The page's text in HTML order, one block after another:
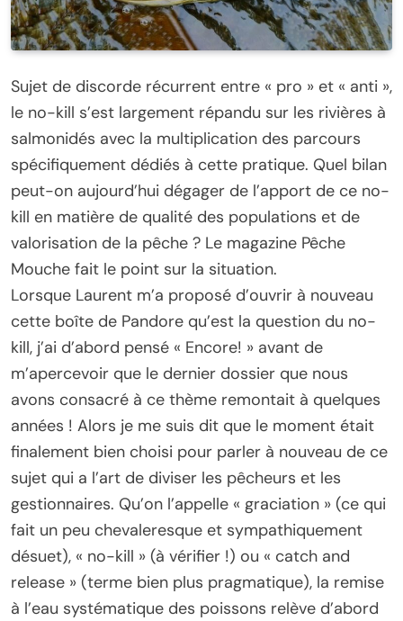
Sujet de discorde récurrent entre « pro » et « anti »,
le no-kill s’est largement répandu sur les rivières à
salmonidés avec la multiplication des parcours
spécifiquement dédiés à cette pratique. Quel bilan
peut-on aujourd’hui dégager de l’apport de ce no-
kill en matière de qualité des populations et de
valorisation de la pêche ? Le magazine Pêche
Mouche fait le point sur la situation.
Lorsque Laurent m’a proposé d’ouvrir à nouveau
cette boîte de Pandore qu’est la question du no-
kill, j’ai d’abord pensé « Encore! » avant de
m’apercevoir que le dernier dossier que nous
avons consacré à ce thème remontait à quelques
années ! Alors je me suis dit que le moment était
finalement bien choisi pour parler à nouveau de ce
sujet qui a l’art de diviser les pêcheurs et les
gestionnaires. Qu’on l’appelle « graciation » (ce qui
fait un peu chevaleresque et sympathiquement
désuet), « no-kill » (à vérifier !) ou « catch and
release » (terme bien plus pragmatique), la remise
à l’eau systématique des poissons relève d’abord